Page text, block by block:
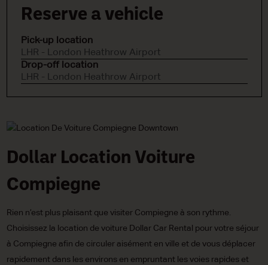
Reserve a vehicle
Pick-up location
LHR - London Heathrow Airport
Drop-off location
LHR - London Heathrow Airport
Dollar Location Voiture
Compiegne
Rien n’est plus plaisant que visiter Compiegne à son rythme.
Choisissez la location de voiture Dollar Car Rental pour votre séjour
à Compiegne afin de circuler aisément en ville et de vous déplacer
rapidement dans les environs en empruntant les voies rapides et